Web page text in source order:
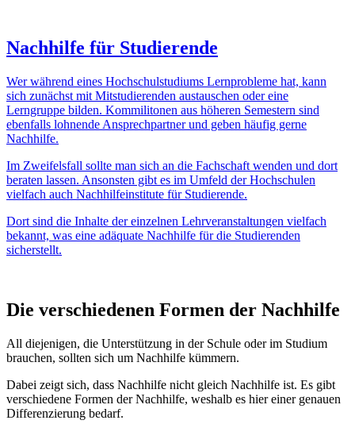
Nachhilfe für Studierende
Wer während eines Hochschulstudiums Lernprobleme hat, kann
sich zunächst mit Mitstudierenden austauschen oder eine
Lerngruppe bilden. Kommilitonen aus höheren Semestern sind
ebenfalls lohnende Ansprechpartner und geben häufig gerne
Nachhilfe.
Im Zweifelsfall sollte man sich an die Fachschaft wenden und dort
beraten lassen. Ansonsten gibt es im Umfeld der Hochschulen
vielfach auch Nachhilfeinstitute für Studierende.
Dort sind die Inhalte der einzelnen Lehrveranstaltungen vielfach
bekannt, was eine adäquate Nachhilfe für die Studierenden
sicherstellt.
Die verschiedenen Formen der Nachhilfe
All diejenigen, die Unterstützung in der Schule oder im Studium
brauchen, sollten sich um Nachhilfe kümmern.
Dabei zeigt sich, dass Nachhilfe nicht gleich Nachhilfe ist. Es gibt
verschiedene Formen der Nachhilfe, weshalb es hier einer genauen
Differenzierung bedarf.